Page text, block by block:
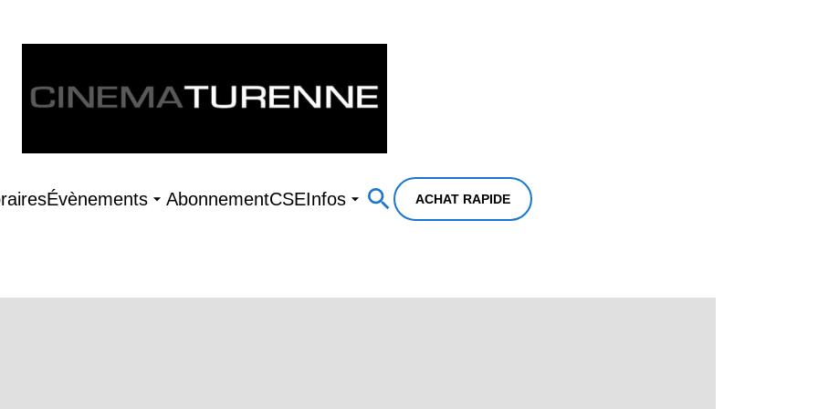
Évènements AbonnementCSEInfos ACHAT RAPIDE